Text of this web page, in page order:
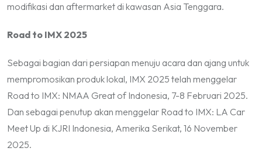
modifikasi dan aftermarket di kawasan Asia Tenggara.
Road to IMX 2025
Sebagai bagian dari persiapan menuju acara dan ajang untuk
mempromosikan produk lokal, IMX 2025 telah menggelar
Road to IMX: NMAA Great of Indonesia, 7-8 Februari 2025.
Dan sebagai penutup akan menggelar Road to IMX: LA Car
Meet Up di KJRI Indonesia, Amerika Serikat, 16 November
2025.